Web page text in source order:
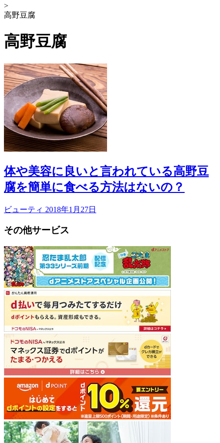
>
高野豆腐
高野豆腐
体や美容に良いと言われている高野豆
腐を簡単に食べる方法はないの？
ビューティ 2018年1月27日
その他サービス